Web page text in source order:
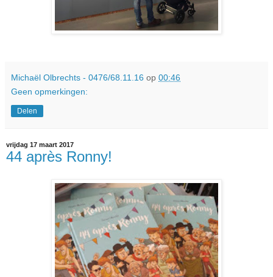
Michaël Olbrechts - 0476/68.11.16 op 00:46
Geen opmerkingen:
Delen
vrijdag 17 maart 2017
44 après Ronny!